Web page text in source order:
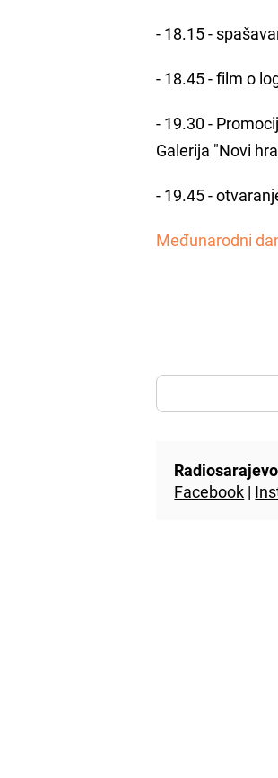
- 18.15 -
- 18.45 - film o
- 19.30 -
Galerija "Novi
- 19.45 -
Međunarodni
Facebook |